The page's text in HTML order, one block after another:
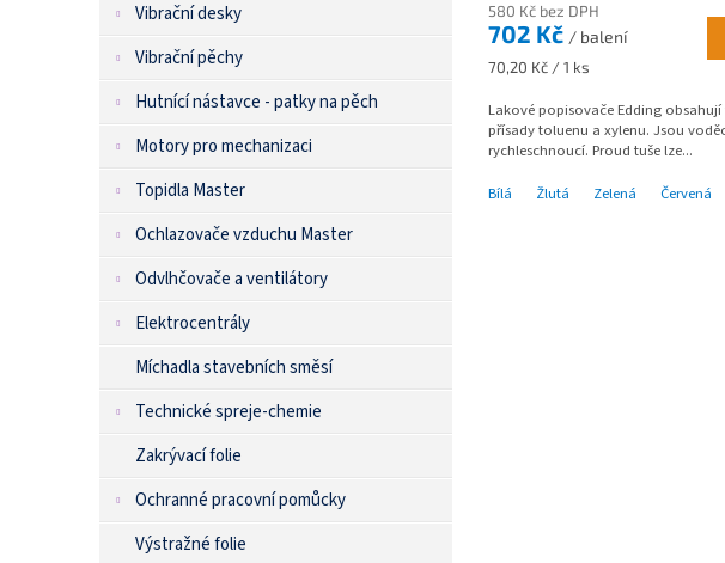
Vibrační desky
Vibrační pěchy
Hutnící nástavce - patky na pěch
Motory pro mechanizaci
Topidla Master
Ochlazovače vzduchu Master
Odvlhčovače a ventilátory
Elektrocentrály
Míchadla stavebních směsí
Technické spreje-chemie
Zakrývací folie
Ochranné pracovní pomůcky
Výstražné folie
580 Kč bez DPH
702 Kč / balení
Měrná
70,20 Kč / 1 ks
Lakové popisovače Edding obsahují
přísady toluenu a xylenu. Jsou
rychleschnoucí. Proud tuše lze...
Bílá
Žlutá Zelená Červená